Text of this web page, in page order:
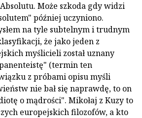
Może szkoda gdy widzi
później uczyniono.
na tyle subtelnym i trudnym
że jako jeden z
myślicieli został uznany
(termin ten
z próbami opisu myśli
nie bał się naprawdę, to on
o mądrości". Mikołaj z Kuzy to
europejskich filozofów, a kto